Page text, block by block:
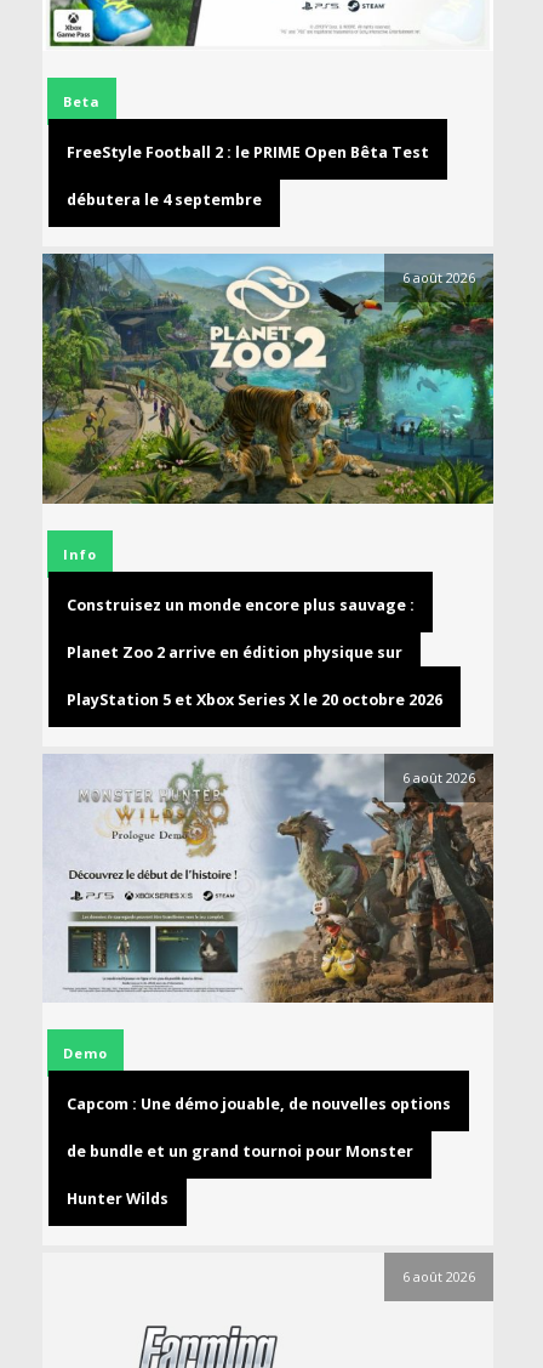
Beta
FreeStyle Football 2 : le PRIME Open Bêta Test
débutera le 4 septembre
6 août 2026
Info
Construisez un monde encore plus sauvage :
Planet Zoo 2 arrive en édition physique sur
PlayStation 5 et Xbox Series X le 20 octobre 2026
6 août 2026
Demo
Capcom : Une démo jouable, de nouvelles options
de bundle et un grand tournoi pour Monster
Hunter Wilds
6 août 2026